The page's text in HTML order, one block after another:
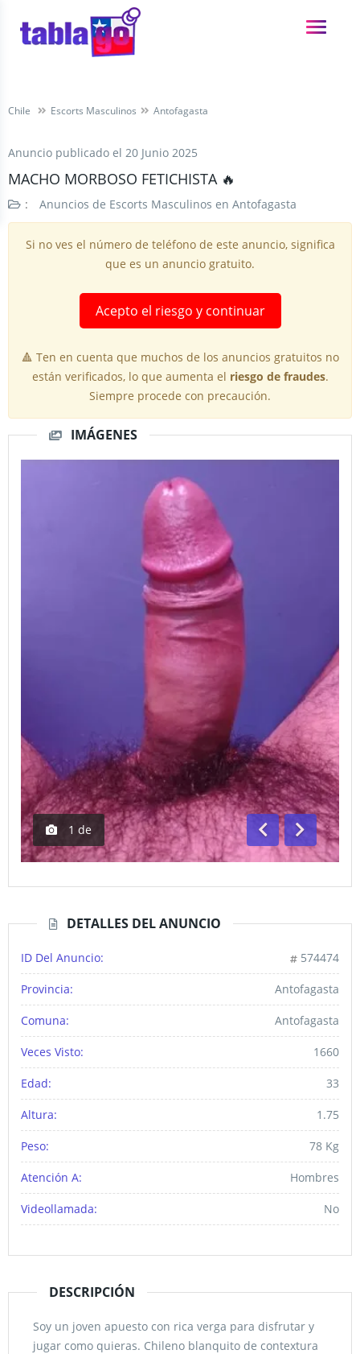
Chile Escorts Masculinos Antofagasta
Anuncio publicado el 20 Junio 2025
MACHO MORBOSO FETICHISTA 🔥
: Anuncios de Escorts Masculinos en Antofagasta
Si no ves el número de teléfono de este anuncio, significa
que es un anuncio gratuito.
Acepto el riesgo y continuar
🔺 Ten en cuenta que muchos de los anuncios gratuitos no
están verificados, lo que aumenta el riesgo de fraudes.
Siempre procede con precaución.
IMÁGENES
1 de
AnteriorSiguiente
DETALLES DEL ANUNCIO
ID Del Anuncio: 574474
Provincia: Antofagasta
Comuna: Antofagasta
Veces Visto: 1660
Edad: 33
Altura: 1.75
Peso: 78 Kg
Atención A: Hombres
Videollamada: No
DESCRIPCIÓN
Soy un joven apuesto con rica verga para disfrutar y
jugar como quieras. Chileno blanquito de contextura